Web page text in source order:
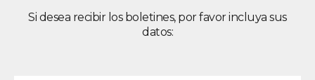
Si desea recibir los boletines, por favor incluya sus
datos: